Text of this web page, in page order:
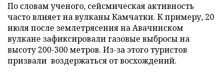
По словам ученого, сейсмическая активность
часто влияет на вулканы Камчатки. К примеру, 20
июля после землетрясения на Авачинском
вулкане зафиксировали газовые выбросы на
высоту 200-300 метров. Из-за этого туристов
призвали воздержаться от восхождений.